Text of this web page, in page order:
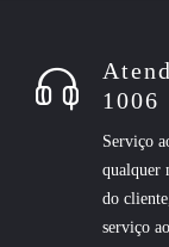
1006
Serviço
qualquer
do
serviço